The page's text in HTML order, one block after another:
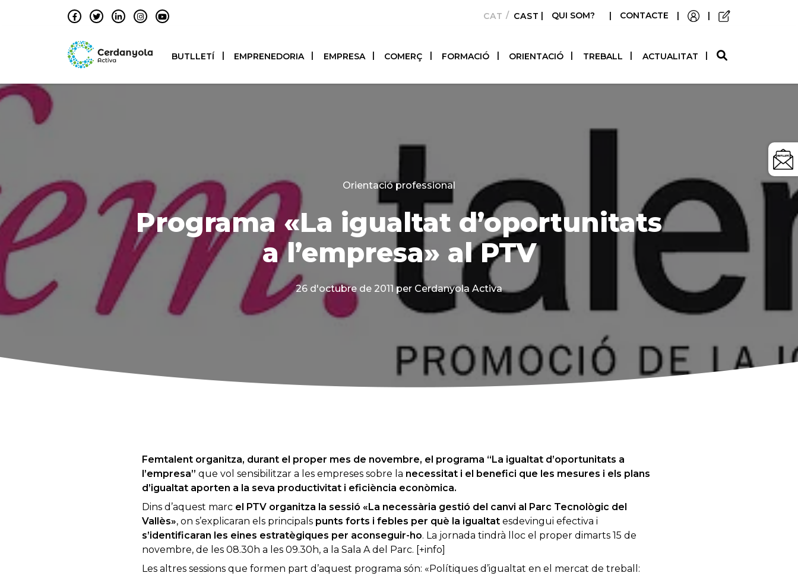
CATALÀCASTELLANO
| QUI SOM? | CONTACTE | |
BUTLLETÍ EMPRENEDORIA EMPRESA COMERÇ FORMACIÓ ORIENTACIÓ TREBALL ACTUALITAT
Categories
Orientació professional
Programa «La igualtat d’oportunitats
a l’empresa» al PTV
26 d'octubre de 2011 per Cerdanyola Activa
Femtalent organitza, durant el proper mes de novembre, el programa “La igualtat d’oportunitats a
l’empresa” que vol sensibilitzar a les empreses sobre la necessitat i el benefici que les mesures i els plans
d’igualtat aporten a la seva productivitat i eficiència econòmica.
Dins d’aquest marc el PTV organitza la sessió «La necessària gestió del canvi al Parc Tecnològic del
Vallès», on s’explicaran els principals punts forts i febles per què la igualtat esdevingui efectiva i
s’identificaran les eines estratègiques per aconseguir-ho. La jornada tindrà lloc el proper dimarts 15 de
novembre, de les 08.30h a les 09.30h, a la Sala A del Parc. [+info]
Les altres sessions que formen part d’aquest programa són: «Polítiques d’igualtat en el mercat de treball: